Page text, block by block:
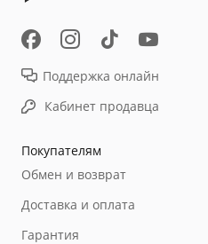
Покупателям
Обмен и возврат
Доставка и оплата
Гарантия
Поддержка онлайн
Кабинет продавца